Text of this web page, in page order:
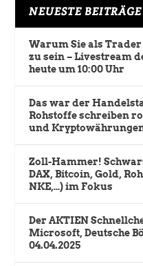
NEUESTE BEITRÄGE
Warum Sie als
zu sein – Livestream
heute um 10:00 Uhr
Das war der
Rohstoffe schreiben
und
Zoll-Hammer!
DAX, Bitcoin, Gold,
NKE,…) im Fokus
Der AKTIEN
Microsoft, Deutsche
04.04.2025